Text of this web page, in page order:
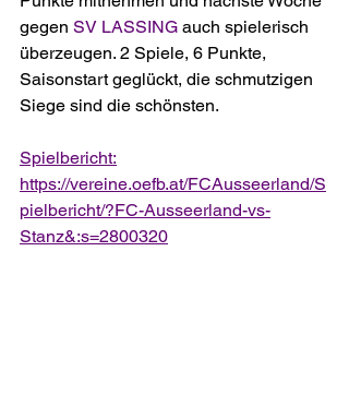
gegen SV LASSING auch spielerisch
überzeugen. 2 Spiele, 6 Punkte,
Saisonstart geglückt, die schmutzigen
Siege sind die schönsten.
Spielbericht:
https://vereine.oefb.at/FCAusseerland/S
pielbericht/?FC-Ausseerland-vs-
Stanz&:s=2800320